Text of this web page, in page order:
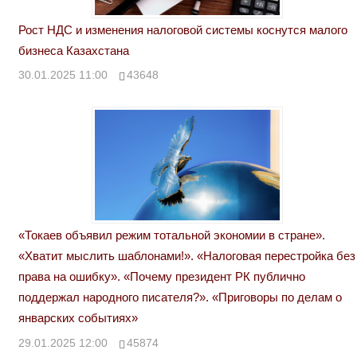
Рост НДС и изменения налоговой системы коснутся малого
бизнеса Казахстана
30.01.2025 11:00 43648
«Токаев объявил режим тотальной экономии в стране».
«Хватит мыслить шаблонами!». «Налоговая перестройка без
права на ошибку». «Почему президент РК публично
поддержал народного писателя?». «Приговоры по делам о
январских событиях»
29.01.2025 12:00 45874